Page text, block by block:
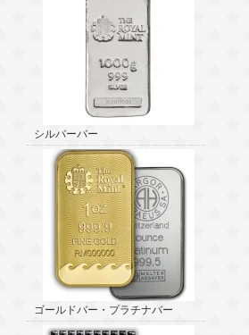
シルバーバー
ゴールドバー・プラチナバー